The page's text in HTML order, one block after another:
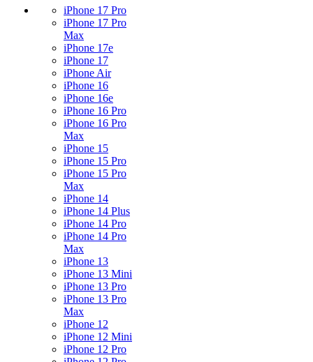
iPhone 17 Pro
iPhone 17 Pro
Max
iPhone 17e
iPhone 17
iPhone Air
iPhone 16
iPhone 16e
iPhone 16 Pro
iPhone 16 Pro
Max
iPhone 15
iPhone 15 Pro
iPhone 15 Pro
Max
iPhone 14
iPhone 14 Plus
iPhone 14 Pro
iPhone 14 Pro
Max
iPhone 13
iPhone 13 Mini
iPhone 13 Pro
iPhone 13 Pro
Max
iPhone 12
iPhone 12 Mini
iPhone 12 Pro